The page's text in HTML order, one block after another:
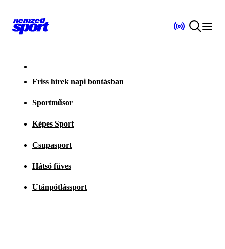
Friss hírek napi bontásban
Sportműsor
Képes Sport
Csupasport
Hátsó füves
Utánpótlássport